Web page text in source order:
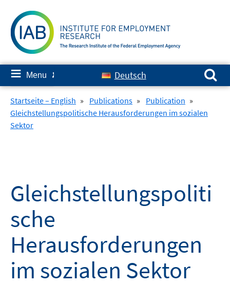
content
≡ Menu ✘ Deutsch
Search for:
Startseite – English » Publications » Publication »
Gleichstellungspolitische Herausforderungen im sozialen
Sektor
Gleichstellungspoliti
sche
Herausforderungen
im sozialen Sektor